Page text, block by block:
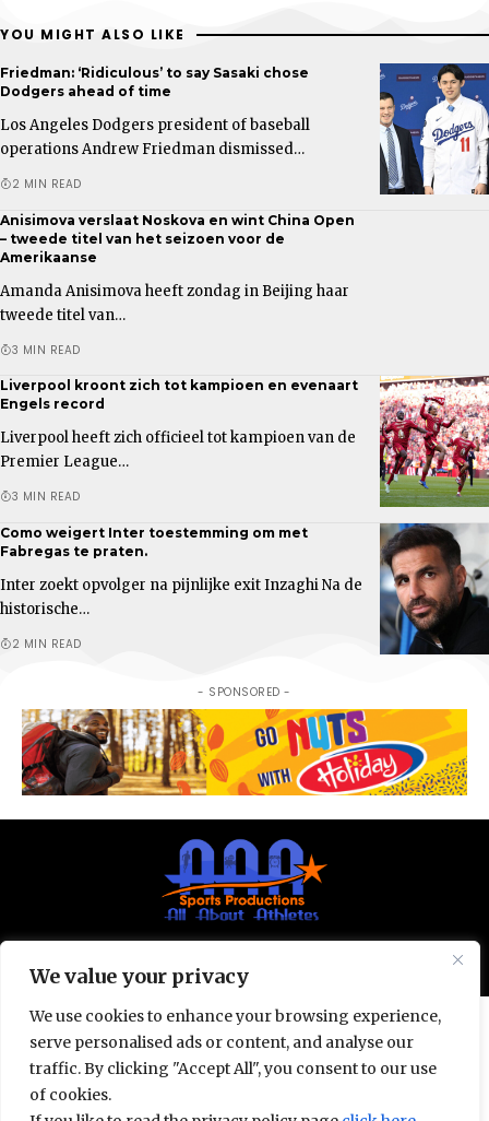
We value your privacy
We use cookies to enhance your browsing experience,
serve personalised ads or content, and analyse our
traffic. By clicking "Accept All", you consent to our use
of cookies.
YOU MIGHT ALSO LIKE
Friedman: ‘Ridiculous’ to say Sasaki chose
Dodgers ahead of time
Los Angeles Dodgers president of baseball
operations Andrew Friedman dismissed…
2 MIN READ
Anisimova verslaat Noskova en wint China Open
– tweede titel van het seizoen voor de
Amerikaanse
Amanda Anisimova heeft zondag in Beijing haar
tweede titel van…
3 MIN READ
Liverpool kroont zich tot kampioen en evenaart
Engels record
Liverpool heeft zich officieel tot kampioen van de
Premier League…
3 MIN READ
Como weigert Inter toestemming om met
Fabregas te praten.
Inter zoekt opvolger na pijnlijke exit Inzaghi Na de
historische…
2 MIN READ
- SPONSORED -
© All Rights Reserved 2025.